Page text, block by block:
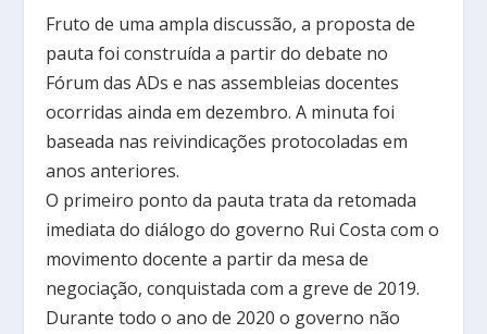
Fruto de uma ampla discussão, a proposta de
pauta foi construída a partir do debate no
Fórum das ADs e nas assembleias docentes
ocorridas ainda em dezembro. A minuta foi
baseada nas reivindicações protocoladas em
anos anteriores.
O primeiro ponto da pauta trata da retomada
imediata do diálogo do governo Rui Costa com o
movimento docente a partir da mesa de
negociação, conquistada com a greve de 2019.
Durante todo o ano de 2020 o governo não